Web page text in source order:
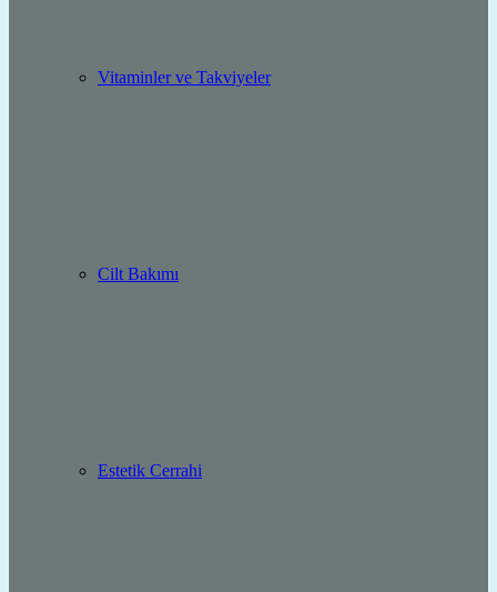
Vitaminler ve Takviyeler
Cilt Bakımı
Estetik Cerrahi